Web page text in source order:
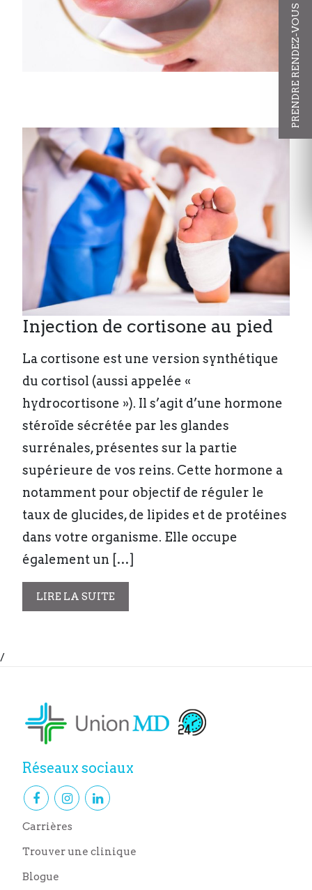
Injection de cortisone au pied
La cortisone est une version synthétique
du cortisol (aussi appelée «
hydrocortisone »). Il s’agit d’une hormone
stéroïde sécrétée par les glandes
surrénales, présentes sur la partie
supérieure de vos reins. Cette hormone a
notamment pour objectif de réguler le
taux de glucides, de lipides et de protéines
dans votre organisme. Elle occupe
également un […]
LIRE LA SUITE
/
Réseaux sociaux
Carrières
Trouver une clinique
Blogue
PRENDRE RENDEZ-VOUS